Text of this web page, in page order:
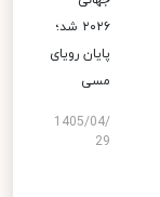
۲۰۲۶ شد؛
پایان رویای
مسی
1405/04/
29